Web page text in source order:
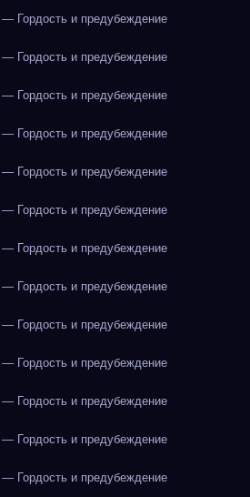
Гордость и предубеждение
Гордость и предубеждение
Гордость и предубеждение
Гордость и предубеждение
Гордость и предубеждение
Гордость и предубеждение
Гордость и предубеждение
Гордость и предубеждение
Гордость и предубеждение
Гордость и предубеждение
Гордость и предубеждение
Гордость и предубеждение
Гордость и предубеждение